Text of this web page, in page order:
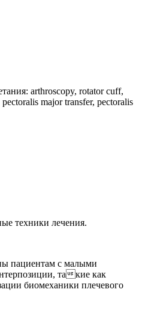
:arthroscopy, rotator cuff,
major transfer, pectoralis
техники лечения.
пациентам с малыми
такие как
биомеханики плечевого